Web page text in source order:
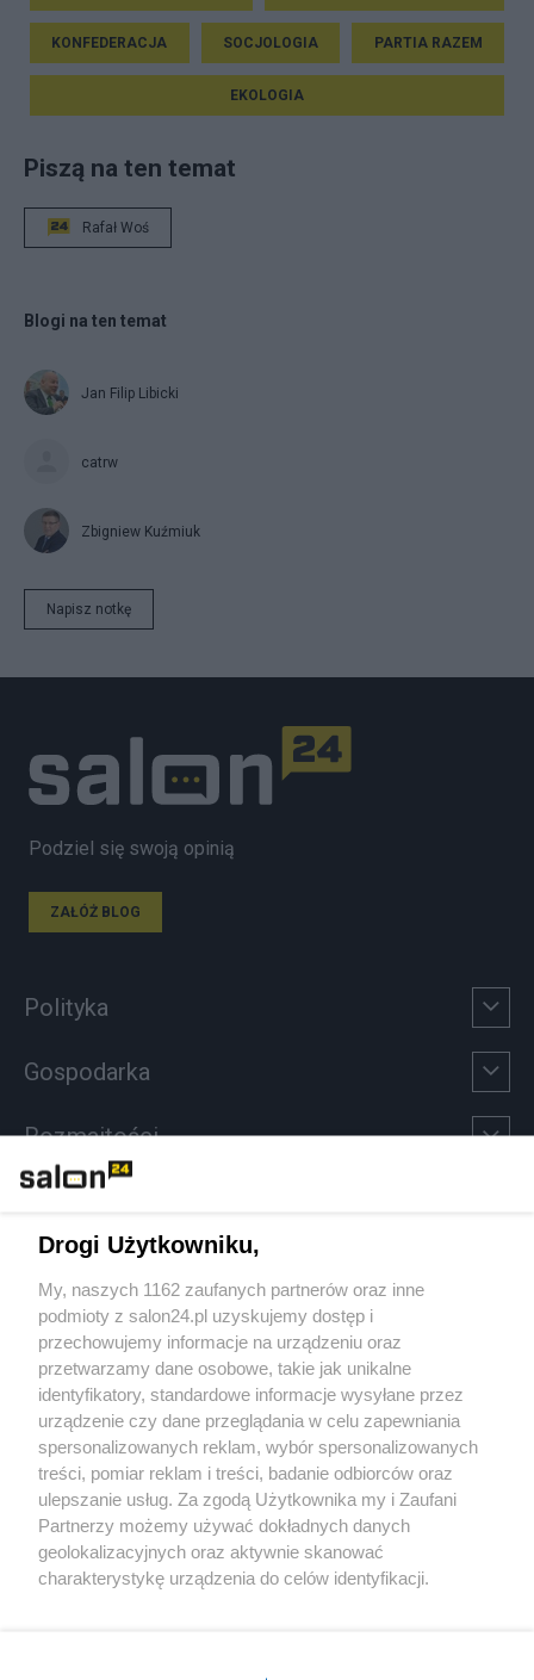
KONFEDERACJA SOCJOLOGIA PARTIA RAZEM
EKOLOGIA
Piszą na ten temat
Rafał Woś
Blogi na ten temat
Jan Filip Libicki
catrw
Zbigniew Kuźmiuk
Napisz notkę
Podziel się swoją opinią
ZAŁÓŻ BLOG
Polityka
Gospodarka
Rozmaitości
Sport
Społeczeństwo
Kultura
X Facebook Instagram Youtube
Drogi Użytkowniku,
My, naszych 1162 zaufanych partnerów oraz inne
podmioty z salon24.pl uzyskujemy dostęp i
przechowujemy informacje na urządzeniu oraz
przetwarzamy dane osobowe, takie jak unikalne
identyfikatory, standardowe informacje wysyłane przez
urządzenie czy dane przeglądania w celu zapewniania
spersonalizowanych reklam, wybór spersonalizowanych
treści, pomiar reklam i treści, badanie odbiorców oraz
ulepszanie usług. Za zgodą Użytkownika my i Zaufani
Partnerzy możemy używać dokładnych danych
geolokalizacyjnych oraz aktywnie skanować
charakterystykę urządzenia do celów identyfikacji.